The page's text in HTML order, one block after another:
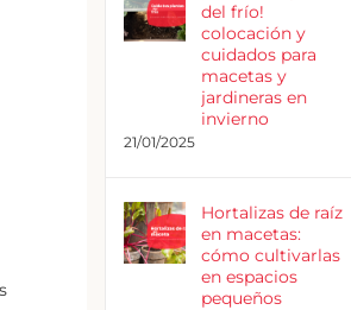
del frío!
colocación y
cuidados para
macetas y
jardineras en
invierno
21/01/2025
Hortalizas de raíz
en macetas:
cómo cultivarlas
en espacios
pequeños